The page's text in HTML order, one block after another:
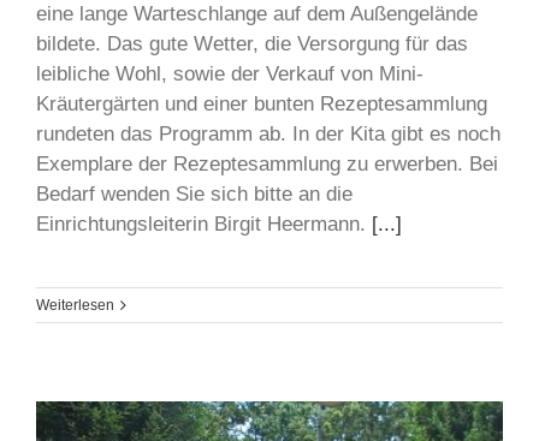
eine lange Warteschlange auf dem Außengelände
bildete. Das gute Wetter, die Versorgung für das
leibliche Wohl, sowie der Verkauf von Mini-
Kräutergärten und einer bunten Rezeptesammlung
rundeten das Programm ab. In der Kita gibt es noch
Exemplare der Rezeptesammlung zu erwerben. Bei
Bedarf wenden Sie sich bitte an die
Einrichtungsleiterin Birgit Heermann. [...]
Weiterlesen